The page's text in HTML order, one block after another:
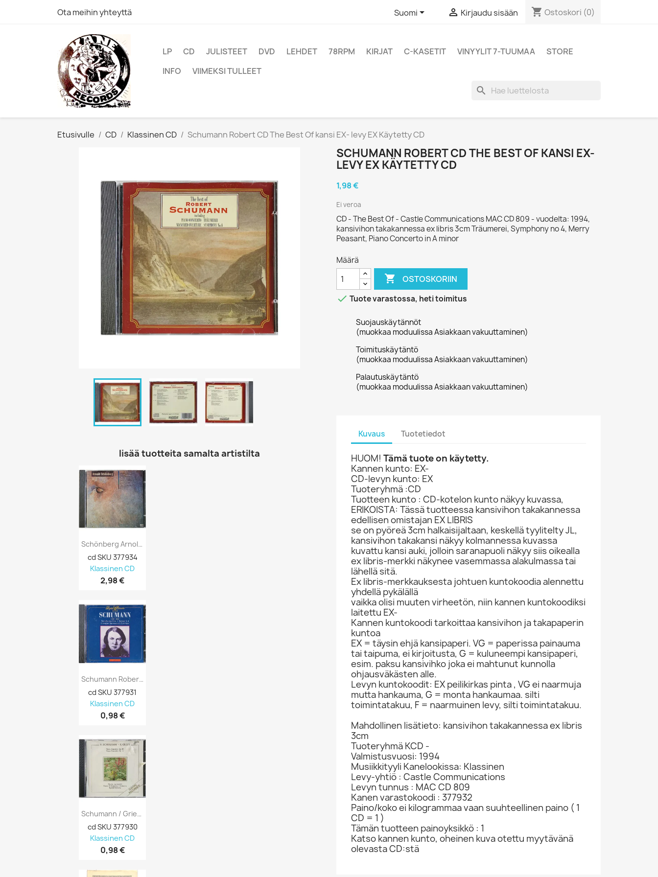
Ota meihin yhteyttä Suomi  Kirjaudu sisään shopping_cart Ostoskori (0)
LP CD JULISTEET DVD LEHDET 78RPM KIRJAT C-KASETIT VINYYLIT 7-TUUMAA
STORE
INFO
VIIMEKSI TULLEET
search
Etusivulle CD Klassinen CD Schumann Robert CD The Best Of kansi EX- levy EX Käytetty CD
lisää tuotteita samalta artistilta
Schönberg Arnold CD Chamber Symphony Op.9,...
cd SKU 377934
Klassinen CD
2,98 €
Schumann Robert CD Symphonies Nos 1...
cd SKU 377931
Klassinen CD
0,98 €
Schumann / Grieg CD Piano Concertos Kansi...
cd SKU 377930
Klassinen CD
0,98 €
SCHUMANN ROBERT CD THE BEST OF KANSI EX-
LEVY EX KÄYTETTY CD
1,98 €
Ei veroa
CD - The Best Of - Castle Communications MAC CD 809 - vuodelta: 1994,
kansivihon takakannessa ex libris 3cm Träumerei, Symphony no 4, Merry
Peasant, Piano Concerto in A minor
Määrä
 OSTOSKORIIN
 Tuote varastossa, heti toimitus
Suojauskäytännöt
(muokkaa moduulissa Asiakkaan vakuuttaminen)
Toimituskäytäntö
(muokkaa moduulissa Asiakkaan vakuuttaminen)
Palautuskäytäntö
(muokkaa moduulissa Asiakkaan vakuuttaminen)
Kuvaus Tuotetiedot
HUOM! Tämä tuote on käytetty.
Kannen kunto: EX-
CD-levyn kunto: EX
Tuoteryhmä :CD
Tuotteen kunto : CD-kotelon kunto näkyy kuvassa,
ERIKOISTA: Tässä tuotteessa kansivihon takakannessa
edellisen omistajan EX LIBRIS
se on pyöreä 3cm halkaisijaltaan, keskellä tyylitelty JL,
kansivihon takakansi näkyy kolmannessa kuvassa
kuvattu kansi auki, jolloin saranapuoli näkyy siis oikealla
ex libris-merkki näkynee vasemmassa alakulmassa tai
lähellä sitä.
Ex libris-merkkauksesta johtuen kuntokoodia alennettu
yhdellä pykälällä
vaikka olisi muuten virheetön, niin kannen kuntokoodiksi
laitettu EX-
Kannen kuntokoodi tarkoittaa kansivihon ja takapaperin
kuntoa
EX = täysin ehjä kansipaperi. VG = paperissa painauma
tai taipuma, ei kirjoitusta, G = kuluneempi kansipaperi,
esim. paksu kansivihko joka ei mahtunut kunnolla
ohjausväkästen alle.
Levyn kuntokoodit: EX peilikirkas pinta , VG ei naarmuja
mutta hankauma, G = monta hankaumaa. silti
toimintatakuu, F = naarmuinen levy, silti toimintatakuu.
Mahdollinen lisätieto: kansivihon takakannessa ex libris
3cm
Tuoteryhmä KCD -
Valmistusvuosi: 1994
Musiikkityyli Kanelookissa: Klassinen
Levy-yhtiö : Castle Communications
Levyn tunnus : MAC CD 809
Kanen varastokoodi : 377932
Paino/koko ei kilogrammaa vaan suuhteellinen paino ( 1
CD = 1 )
Tämän tuotteen painoyksikkö : 1
Katso kannen kunto, oheinen kuva otettu myytävänä
olevasta CD:stä